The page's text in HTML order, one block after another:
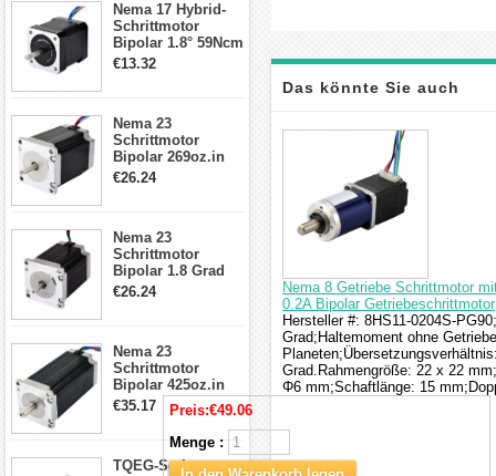
Schrittmotor
Nema 17 Hybrid-
Schrittmotor
Bipolar 1.8° 59Ncm
2A 4 Drähte mit 1m
€13.32
Nema 23
Schrittmotor
Bipolar 269oz.in
2,8A 57x57x76mm
€26.24
Nema 23
Schrittmotor
Bipolar 1.8 Grad
1.9Nm 3A 3.36V 4
€26.24
Nema 23
Schrittmotor
Bipolar 425oz.in
4.2A 57x57x114mm
4 Draht Hybrid
Schrittmotor
€35.17
TQEG-Serie
Das könnte Sie auch
interessieren
Nema 8 Getriebe Schrittmotor
0.2A Bipolar Getriebeschrittmotor
Hersteller #: 8HS11-0204S-
Grad;Haltemoment ohne
Grad.Rahmengröße: 22 x 22
Φ6 mm;Schaftlänge: 15
Preis:€49.06
Menge :